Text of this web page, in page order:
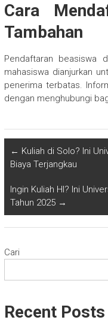
Cara
Tambahan
Pendaftaran beasiswa
mahasiswa dianjurkan
penerima terbatas.
dengan menghubungi
← Kuliah di Solo? Ini
Biaya Terjangkau
Ingin Kuliah HI? Ini
Tahun 2025 →
Cari
Recent Posts